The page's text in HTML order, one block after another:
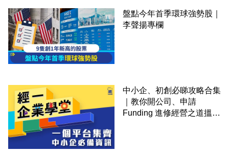
盤點今年首季環球強勢股｜
李聲揚專欄
中小企、初創必睇攻略合集
｜教你開公司、申請
Funding 進修經營之道搵大